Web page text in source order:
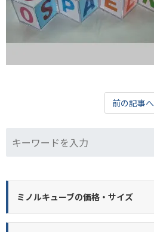
前の記事へ
ミノルキューブの価格・サイズ